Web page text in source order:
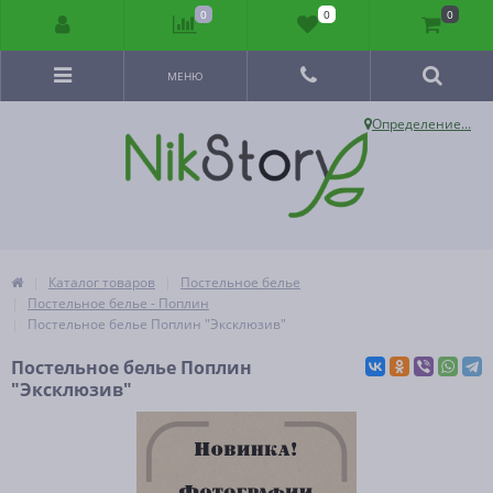
Определение...
МЕНЮ
Каталог товаров
Постельное белье
Постельное белье - Поплин
Постельное белье Поплин "Эксклюзив"
Постельное белье Поплин
"Эксклюзив"
0 0 0